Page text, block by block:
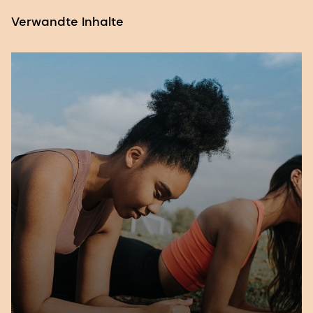
368, m456, 2020.
New England Journal of Medicine
379, pg. 1540-1550, 2018.
[3] Manson JE et al. Marine n-3-Fettsäuren und
Prävention von Herz-Kreislauf-Erkrankungen und
New England Journal of Medicine
, vol. 380,
pg. 23-32, 2019.
[4] Bhatt DL et al. Reduzierung des
kardiovaskulären Risikos mit Icosapent Ethyl bei
Hypertriglyceridämie.
New England Journal of
Medicine,
vol. 380, pg. 11-22, 2019.
Verwandte Inhalte